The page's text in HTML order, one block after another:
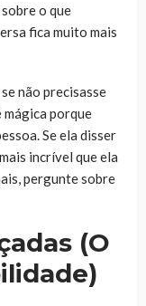
o que
fica muito mais
não precisasse
mágica porque
Se ela disser
incrível que ela
pergunte sobre
(O